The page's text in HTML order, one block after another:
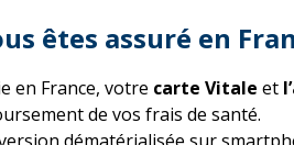
êtes assuré en
en France, votre carte Vitale et
de vos frais de santé.